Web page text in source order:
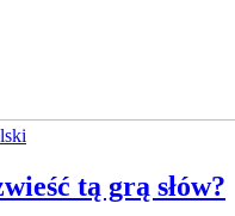
tą grą słów?